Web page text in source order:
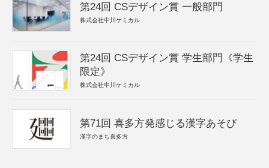
第24回 CSデザイン賞 一般部門
株式会社中川ケミカル
第24回 CSデザイン賞 学生部門《学生
限定》
株式会社中川ケミカル
第71回 喜多方発感じる漢字あそび
漢字のまち喜多方